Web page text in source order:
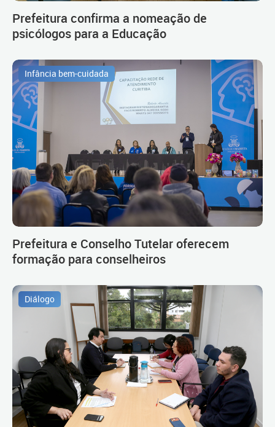
Prefeitura confirma a nomeação de
psicólogos para a Educação
Infância bem-cuidada
Prefeitura e Conselho Tutelar oferecem
formação para conselheiros
Diálogo